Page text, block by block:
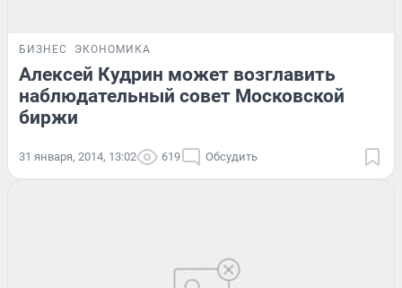
БИЗНЕС ЭКОНОМИКА
Алексей Кудрин может возглавить
наблюдательный совет Московской
биржи
31 января, 2014, 13:02 619 Обсудить